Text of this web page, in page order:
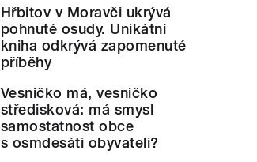
Hřbitov v Moravči ukrývá
pohnuté osudy. Unikátní
kniha odkrývá zapomenuté
příběhy
Vesničko má, vesničko
středisková: má smysl
samostatnost obce
s osmdesáti obyvateli?